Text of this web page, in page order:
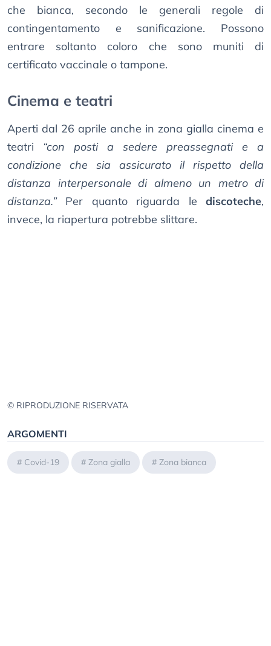
che bianca, secondo le generali regole di
contingentamento e sanificazione. Possono
entrare soltanto coloro che sono muniti di
certificato vaccinale o tampone.
Cinema e teatri
Aperti dal 26 aprile anche in zona gialla cinema e
teatri “con posti a sedere preassegnati e a
condizione che sia assicurato il rispetto della
distanza interpersonale di almeno un metro di
distanza.” Per quanto riguarda lediscoteche,
invece, la riapertura potrebbe slittare.
© RIPRODUZIONE RISERVATA
ARGOMENTI
# Covid-19 # Zona gialla # Zona bianca